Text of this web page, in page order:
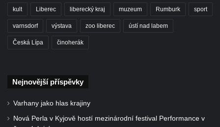
kult Liberec liberecký kraj muzeum Rumburk sport
varnsdorf výstava zoo liberec ústí nad labem
Česká Lípa činoherák
Nejnovější příspěvky
Varhany jako hlas krajiny
Nová Perla v Kyjově hostí mezinárodní festival Performance v